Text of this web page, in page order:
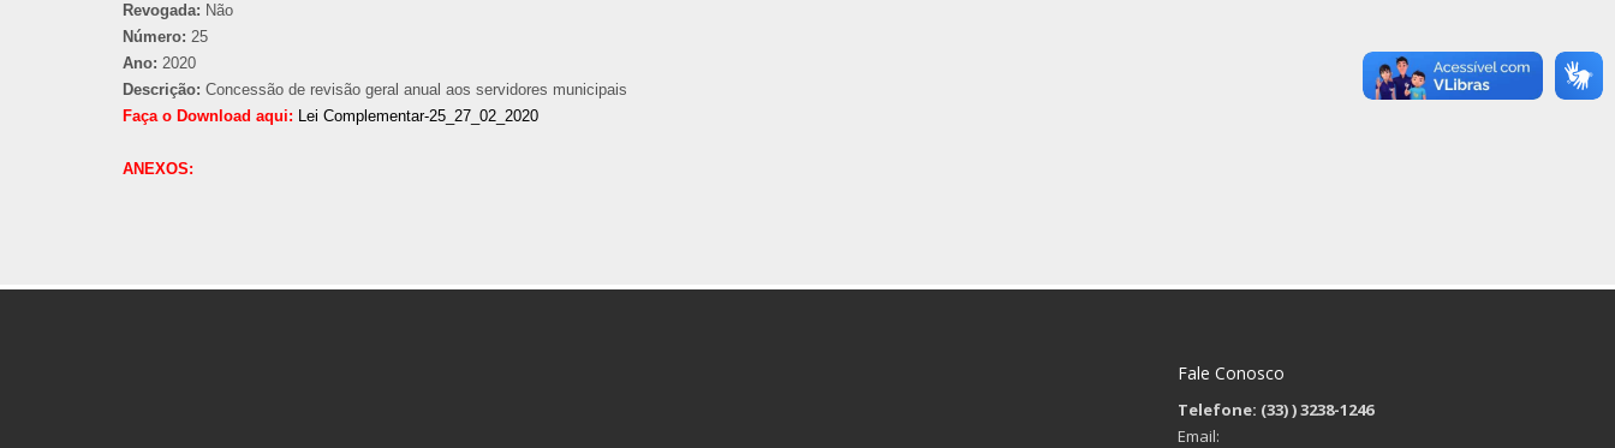
Revogada: Não
Número: 25
Ano: 2020
Descrição: Concessão de revisão geral anual aos servidores municipais
Faça o Download aqui: Lei Complementar-25_27_02_2020
ANEXOS:
Fale Conosco
Telefone: (33)) 3238-1246
Email: